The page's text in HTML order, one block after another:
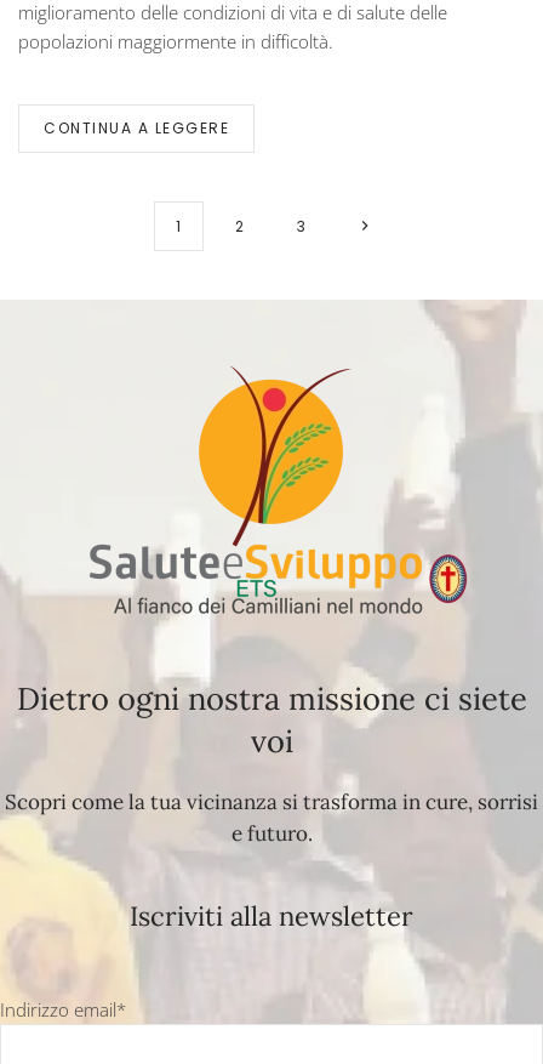
miglioramento delle condizioni di vita e di salute delle
popolazioni maggiormente in difficoltà.
CONTINUA A LEGGERE
1 2 3
Dietro ogni nostra missione ci siete
voi
Scopri come la tua vicinanza si trasforma in cure, sorrisi
e futuro.
Iscriviti alla newsletter
Indirizzo email*